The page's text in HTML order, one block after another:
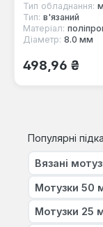
Тип обладнання:
Тип: в'язаний
Матеріал:
Діаметр: 8.0 мм
Звичайна ціна:
498,96 ₴
Популярні
Вязані
Мотузки 50
Мотузки 25